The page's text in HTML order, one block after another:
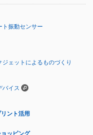
ト振動センサー
ジェットによるものづくり
バイス
リント活用
ョッピング